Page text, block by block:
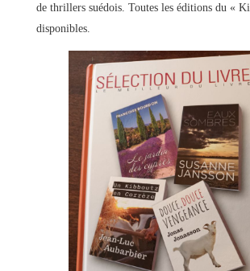
de thrillers suédois. Toutes les éditions du «
disponibles.